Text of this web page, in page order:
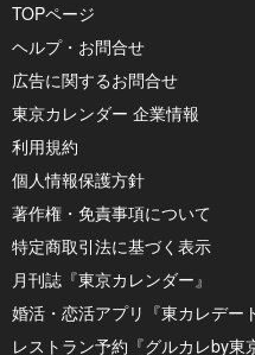
TOPページ
ヘルプ・お問合せ
広告に関するお問合せ
東京カレンダー 企業情報
利用規約
個人情報保護方針
著作権・免責事項について
特定商取引法に基づく表示
月刊誌『東京カレンダー』
婚活・恋活アプリ『東カレデー
レストラン予約『グルカレby東